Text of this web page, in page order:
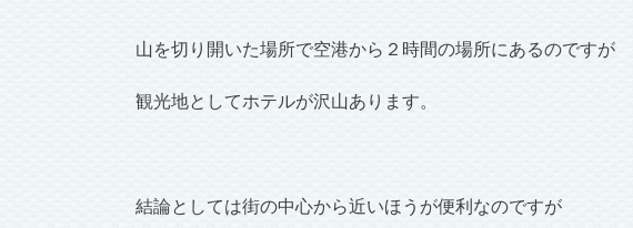
山を切り開いた場所で空港から２時間の場所にあるのですが
観光地としてホテルが沢山あります。
結論としては街の中心から近いほうが便利なのですが